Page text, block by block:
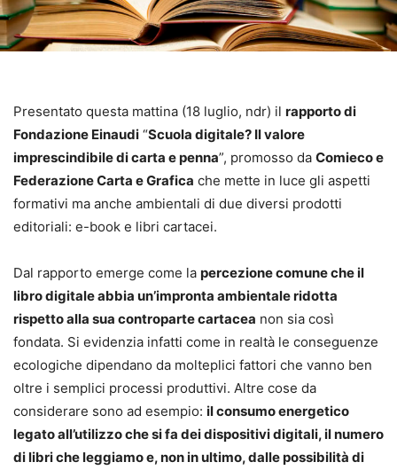
Presentato questa mattina (18 luglio, ndr) il rapporto di
Fondazione Einaudi “Scuola digitale? Il valore
imprescindibile di carta e penna”, promosso da Comieco e
Federazione Carta e Grafica che mette in luce gli aspetti
formativi ma anche ambientali di due diversi prodotti
editoriali: e-book e libri cartacei.
Dal rapporto emerge come la percezione comune che il
libro digitale abbia un’impronta ambientale ridotta
rispetto alla sua controparte cartacea non sia così
fondata. Si evidenzia infatti come in realtà le conseguenze
ecologiche dipendano da molteplici fattori che vanno ben
oltre i semplici processi produttivi. Altre cose da
considerare sono ad esempio: il consumo energetico
legato all’utilizzo che si fa dei dispositivi digitali, il numero
di libri che leggiamo e, non in ultimo, dalle possibilità di